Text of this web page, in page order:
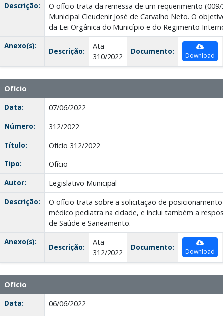
Descrição:
O ofício trata da remessa de um requerimento
Municipal Cleudenir José de Carvalho Neto. O
da Lei Orgânica do Município e do Regimento
Anexo(s):
Descrição:
Ata
310/2022
Documento: Download
Ofício
Data:
07/06/2022
Número:
312/2022
Título:
Ofício 312/2022
Tipo:
Ofício
Autor:
Legislativo Municipal
Descrição:
O ofício trata sobre a solicitação de
médico pediatra na cidade, e inclui também a
de Saúde e Saneamento.
Anexo(s):
Descrição:
Ata
312/2022
Documento: Download
Ofício
Data:
06/06/2022